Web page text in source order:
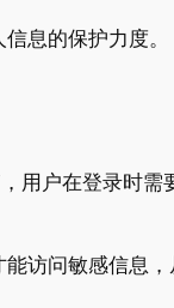
息的保护力度。
用户在登录时需
访问敏感信息